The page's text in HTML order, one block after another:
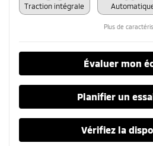
Traction intégrale
Plus de
Évaluer mon
Planifier un
Vérifiez la